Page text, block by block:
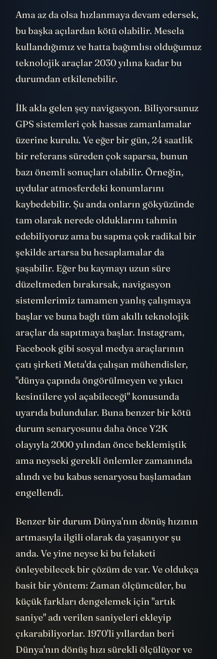
Ama az da olsa hızlanmaya devam edersek,
bu başka açılardan kötü olabilir. Mesela
kullandığımız ve hatta bağımlısı olduğumuz
teknolojik araçlar 2030 yılına kadar bu
durumdan etkilenebilir.
İlk akla gelen şey navigasyon. Biliyorsunuz
GPS sistemleri çok hassas zamanlamalar
üzerine kurulu. Ve eğer bir gün, 24 saatlik
bir referans süreden çok saparsa, bunun
bazı önemli sonuçları olabilir. Örneğin,
uydular atmosferdeki konumlarını
kaybedebilir. Şu anda onların gökyüzünde
tam olarak nerede olduklarını tahmin
edebiliyoruz ama bu sapma çok radikal bir
şekilde artarsa bu hesaplamalar da
şaşabilir. Eğer bu kaymayı uzun süre
düzeltmeden bırakırsak, navigasyon
sistemlerimiz tamamen yanlış çalışmaya
başlar ve buna bağlı tüm akıllı teknolojik
araçlar da sapıtmaya başlar. Instagram,
Facebook gibi sosyal medya araçlarının
çatı şirketi Meta'da çalışan mühendisler,
"dünya çapında öngörülmeyen ve yıkıcı
kesintilere yol açabileceği" konusunda
uyarıda bulundular. Buna benzer bir kötü
durum senaryosunu daha önce Y2K
olayıyla 2000 yılından önce beklemiştik
ama neyseki gerekli önlemler zamanında
alındı ve bu kabus senaryosu başlamadan
engellendi.
Benzer bir durum Dünya'nın dönüş hızının
artmasıyla ilgili olarak da yaşanıyor şu
anda. Ve yine neyse ki bu felaketi
önleyebilecek bir çözüm de var. Ve oldukça
basit bir yöntem: Zaman ölçümcüler, bu
küçük farkları dengelemek için "artık
saniye" adı verilen saniyeleri ekleyip
çıkarabiliyorlar. 1970'li yıllardan beri
Dünya'nın dönüş hızı sürekli ölçülüyor ve